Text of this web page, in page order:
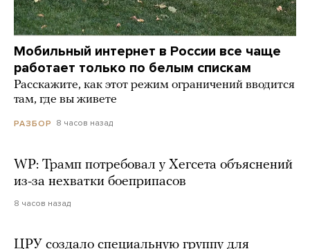
Мобильный интернет в России все чаще
работает только по белым спискам
Расскажите, как этот режим ограничений вводится
там, где вы живете
РАЗБОР 8 часов назад
WP: Трамп потребовал у Хегсета объяснений
из-за нехватки боеприпасов
8 часов назад
ЦРУ создало специальную группу для